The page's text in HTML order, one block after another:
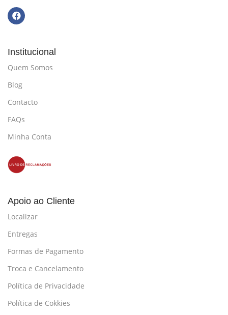
Institucional
Quem Somos
Blog
Contacto
FAQs
Minha Conta
Apoio ao Cliente
Localizar
Entregas
Formas de Pagamento
Troca e Cancelamento
Política de Privacidade
Política de Cokkies